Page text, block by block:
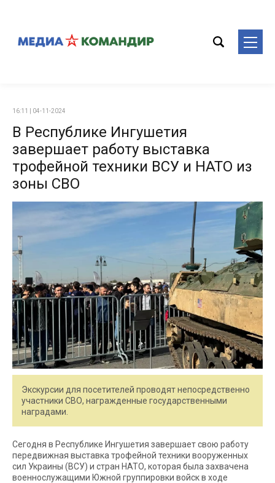
16:11 | 04-11-2024
В Республике Ингушетия
завершает работу выставка
трофейной техники ВСУ и НАТО из
зоны СВО
Экскурсии для посетителей проводят непосредственно
участники СВО, награжденные государственными
наградами.
Сегодня в Республике Ингушетия завершает свою работу
передвижная выставка трофейной техники вооруженных
сил Украины (ВСУ) и стран НАТО, которая была захвачена
военнослужащими Южной группировки войск в ходе